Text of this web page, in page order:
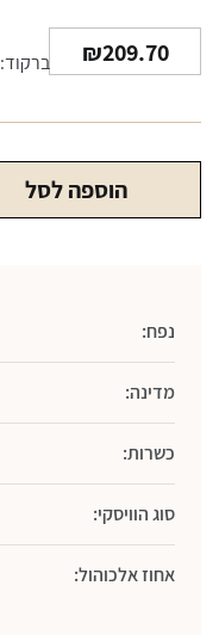
₪209.70 ברקוד: 5000299613252
הוספה לסל
נפח:
מדינה:
כשרות:
סוג הוויסקי:
אחוז אלכוהול: